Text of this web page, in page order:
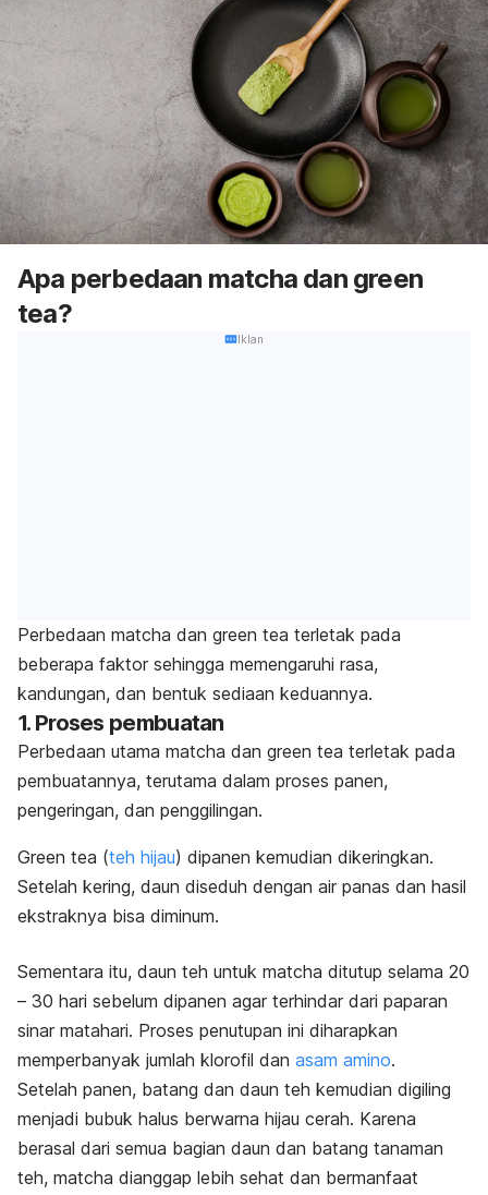
Apa perbedaan matcha dan green
tea?
Iklan
Perbedaan matcha dan green tea terletak pada
beberapa faktor sehingga memengaruhi rasa,
kandungan, dan bentuk sediaan keduannya.
1. Proses pembuatan
Perbedaan utama matcha dan green tea terletak pada
pembuatannya, terutama dalam proses panen,
pengeringan, dan penggilingan.
Green tea (teh hijau) dipanen kemudian dikeringkan.
Setelah kering, daun diseduh dengan air panas dan hasil
ekstraknya bisa diminum.
Sementara itu, daun teh untuk matcha ditutup selama 20
– 30 hari sebelum dipanen agar terhindar dari paparan
sinar matahari. Proses penutupan ini diharapkan
memperbanyak jumlah klorofil dan asam amino.
Setelah panen, batang dan daun teh kemudian digiling
menjadi bubuk halus berwarna hijau cerah. Karena
berasal dari semua bagian daun dan batang tanaman
teh, matcha dianggap lebih sehat dan bermanfaat